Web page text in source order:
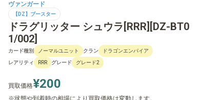
ヴァンガード
【DZ】ブースター
ドラグリッター シュウラ[RRR][DZ-BT0
1/002]
カード種別 ノーマルユニット クラン ドラゴンエンパイア
レアリティ RRR グレード グレード2
買取価格¥200